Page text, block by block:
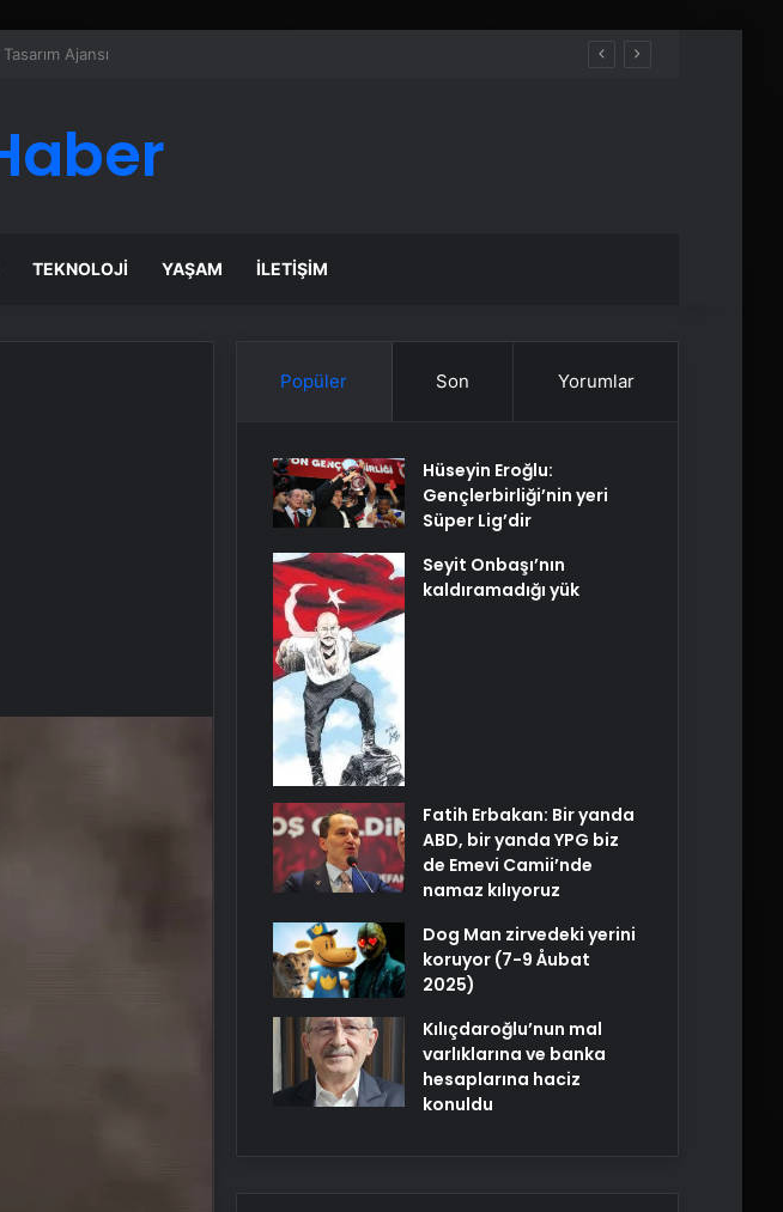
TEKNOLOJI YAŞAM İLETIŞIM
Popüler Son Yorumlar
Hüseyin Eroğlu:
Gençlerbirliği’nin yeri
Süper Lig’dir
Seyit Onbaşı’nın
kaldıramadığı yük
Fatih Erbakan: Bir yanda
ABD, bir yanda YPG biz
de Emevi Camii’nde
namaz kılıyoruz
Dog Man zirvedeki yerini
koruyor (7-9 Åubat
2025)
Kılıçdaroğlu’nun mal
varlıklarına ve banka
hesaplarına haciz
konuldu